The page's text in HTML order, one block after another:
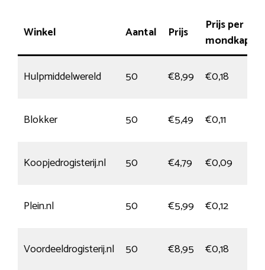
Winkel Aantal Prijs
Prijs per
mondkapje
Hulpmiddelwereld 50 €8,99 €0,18
Blokker 50 €5,49 €0,11
Koopjedrogisterij.nl 50 €4,79 €0,09
Plein.nl 50 €5,99 €0,12
Voordeeldrogisterij.nl 50 €8,95 €0,18